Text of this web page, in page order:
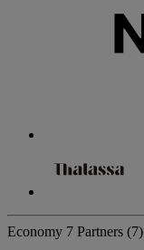
Economy 7 Partners (7)